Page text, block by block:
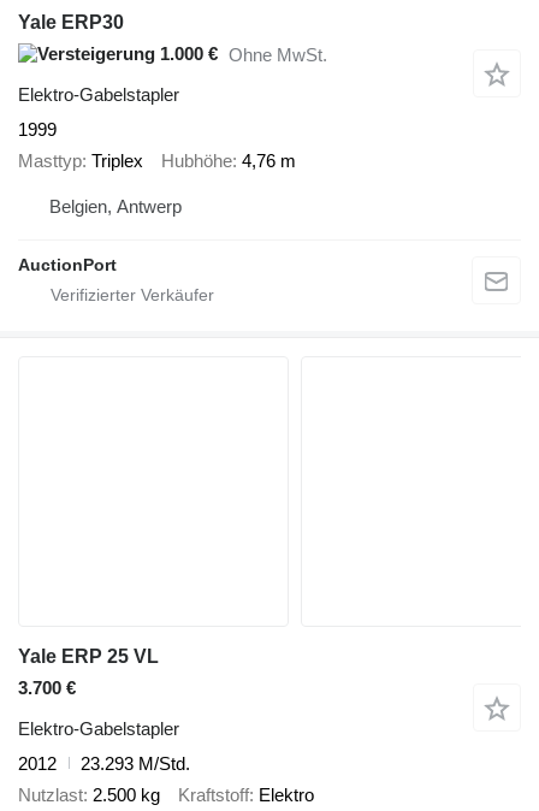
Yale ERP30
1.000 € Ohne MwSt.
Elektro-Gabelstapler
1999
Masttyp Triplex Hubhöhe 4,76 m
Belgien, Antwerp
AuctionPort
Yale ERP 25 VL
3.700 €
Elektro-Gabelstapler
2012
23.293 M/Std.
Nutzlast 2.500 kg Kraftstoff Elektro